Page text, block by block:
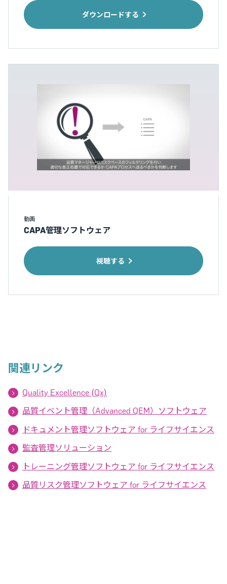
ダウンロードする
動画
CAPA管理ソフトウェア
視聴する
関連リンク
Quality Excellence (Qx)
品質イベント管理（Advanced QEM）ソフトウェア
ドキュメント管理ソフトウェア for ライフサイエンス
監査管理ソリューション
トレーニング管理ソフトウェア for ライフサイエンス
品質リスク管理ソフトウェア for ライフサイエンス